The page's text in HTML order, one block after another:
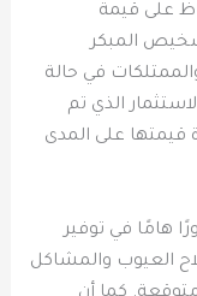
على قيمة
المبكر
في حالة
الذي تم
قيمتها على المدى
هامًا في توفير
العيوب والمشاكل